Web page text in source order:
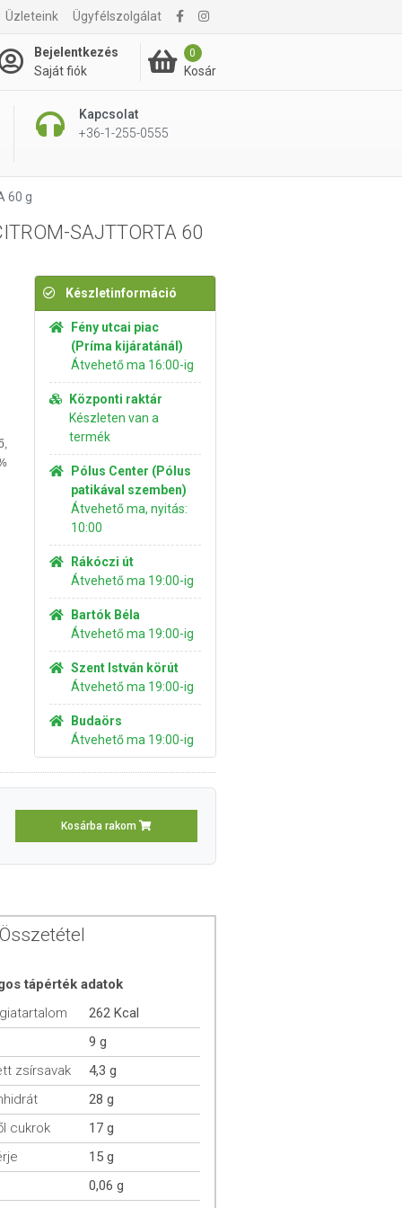
Üzleteink Ügyfélszolgálat
Bejelentkezés
Saját fiók
0
Kosár
Kapcsolat
+36-1-255-0555
590 Ft Kosárba rakom
60 g
SAJTTORTA 60
Készletinformáció
Fény utcai piac
(Príma kijáratánál)
Átvehető ma 16:00-ig
Központi raktár
Készleten van a
termék
Pólus Center (Pólus
patikával szemben)
Átvehető ma, nyitás:
10:00
Rákóczi út
Átvehető ma 19:00-ig
Bartók Béla
Átvehető ma 19:00-ig
Szent István körút
Átvehető ma 19:00-ig
Budaörs
Átvehető ma 19:00-ig
Kosárba rakom
Összetétel
tápérték adatok
262 Kcal
9 g
zsírsavak
4,3 g
28 g
cukrok
17 g
15 g
0,06 g